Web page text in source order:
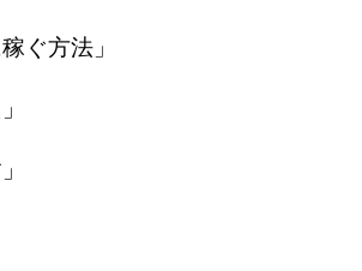
ぐ方法」